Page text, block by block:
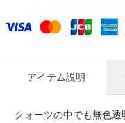
アイテム説明
クォーツの中でも無色